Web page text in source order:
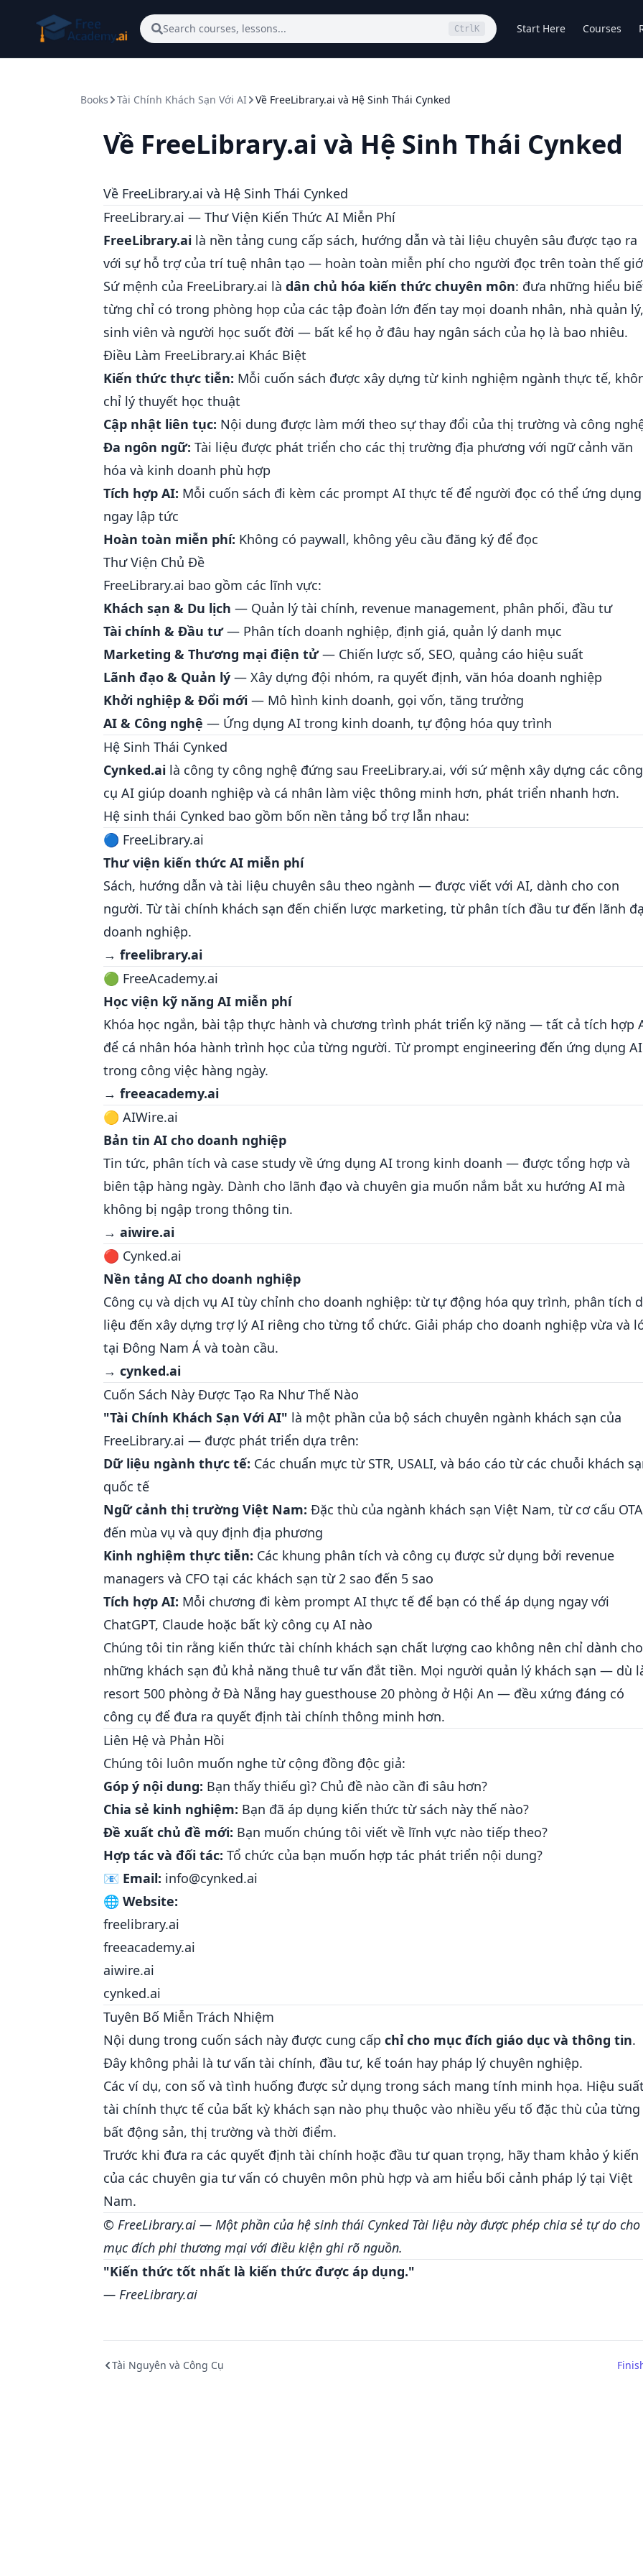
Search courses, lessons... Ctrl K Start Here Courses
Books Tài Chính Khách Sạn Với AI Về FreeLibrary.ai và Hệ Sinh Thái Cynked
Về FreeLibrary.ai và Hệ Sinh Thái Cynked
Về FreeLibrary.ai và Hệ Sinh Thái Cynked
FreeLibrary.ai — Thư Viện Kiến Thức AI Miễn Phí
FreeLibrary.ai là nền tảng cung cấp sách, hướng dẫn và tài liệu chuyên sâu được tạo ra
với sự hỗ trợ của trí tuệ nhân tạo — hoàn toàn miễn phí cho người đọc trên toàn thế
Sứ mệnh của FreeLibrary.ai là dân chủ hóa kiến thức chuyên môn: đưa những hiểu
từng chỉ có trong phòng họp của các tập đoàn lớn đến tay mọi doanh nhân, nhà quản lý,
sinh viên và người học suốt đời — bất kể họ ở đâu hay ngân sách của họ là bao nhiêu.
Điều Làm FreeLibrary.ai Khác Biệt
Kiến thức thực tiễn: Mỗi cuốn sách được xây dựng từ kinh nghiệm ngành thực tế,
chỉ lý thuyết học thuật
Cập nhật liên tục: Nội dung được làm mới theo sự thay đổi của thị trường và công
Đa ngôn ngữ: Tài liệu được phát triển cho các thị trường địa phương với ngữ cảnh văn
hóa và kinh doanh phù hợp
Tích hợp AI: Mỗi cuốn sách đi kèm các prompt AI thực tế để người đọc có thể ứng dụng
ngay lập tức
Hoàn toàn miễn phí: Không có paywall, không yêu cầu đăng ký để đọc
Thư Viện Chủ Đề
FreeLibrary.ai bao gồm các lĩnh vực:
Khách sạn & Du lịch — Quản lý tài chính, revenue management, phân phối, đầu tư
Tài chính & Đầu tư— Phân tích doanh nghiệp, định giá, quản lý danh mục
Marketing & Thương mại điện tử— Chiến lược số, SEO, quảng cáo hiệu suất
Lãnh đạo & Quản lý — Xây dựng đội nhóm, ra quyết định, văn hóa doanh nghiệp
Khởi nghiệp & Đổi mới — Mô hình kinh doanh, gọi vốn, tăng trưởng
AI & Công nghệ — Ứng dụng AI trong kinh doanh, tự động hóa quy trình
Hệ Sinh Thái Cynked
Cynked.ai là công ty công nghệ đứng sau FreeLibrary.ai, với sứ mệnh xây dựng các công
cụ AI giúp doanh nghiệp và cá nhân làm việc thông minh hơn, phát triển nhanh hơn.
Hệ sinh thái Cynked bao gồm bốn nền tảng bổ trợ lẫn nhau:
🔵 FreeLibrary.ai
Thư viện kiến thức AI miễn phí
Sách, hướng dẫn và tài liệu chuyên sâu theo ngành — được viết với AI, dành cho con
người. Từ tài chính khách sạn đến chiến lược marketing, từ phân tích đầu tư đến lãnh
doanh nghiệp.
→ freelibrary.ai
🟢 FreeAcademy.ai
Học viện kỹ năng AI miễn phí
Khóa học ngắn, bài tập thực hành và chương trình phát triển kỹ năng — tất cả tích hợp
để cá nhân hóa hành trình học của từng người. Từ prompt engineering đến ứng dụng AI
trong công việc hàng ngày.
→ freeacademy.ai
🟡 AIWire.ai
Bản tin AI cho doanh nghiệp
Tin tức, phân tích và case study về ứng dụng AI trong kinh doanh — được tổng hợp và
biên tập hàng ngày. Dành cho lãnh đạo và chuyên gia muốn nắm bắt xu hướng AI mà
không bị ngập trong thông tin.
→ aiwire.ai
🔴 Cynked.ai
Nền tảng AI cho doanh nghiệp
Công cụ và dịch vụ AI tùy chỉnh cho doanh nghiệp: từ tự động hóa quy trình, phân tích
liệu đến xây dựng trợ lý AI riêng cho từng tổ chức. Giải pháp cho doanh nghiệp vừa và
tại Đông Nam Á và toàn cầu.
→ cynked.ai
Cuốn Sách Này Được Tạo Ra Như Thế Nào
"Tài Chính Khách Sạn Với AI" là một phần của bộ sách chuyên ngành khách sạn của
FreeLibrary.ai — được phát triển dựa trên:
Dữ liệu ngành thực tế: Các chuẩn mực từ STR, USALI, và báo cáo từ các chuỗi khách
quốc tế
Ngữ cảnh thị trường Việt Nam: Đặc thù của ngành khách sạn Việt Nam, từ cơ cấu OTA
đến mùa vụ và quy định địa phương
Kinh nghiệm thực tiễn: Các khung phân tích và công cụ được sử dụng bởi revenue
managers và CFO tại các khách sạn từ 2 sao đến 5 sao
Tích hợp AI: Mỗi chương đi kèm prompt AI thực tế để bạn có thể áp dụng ngay với
ChatGPT, Claude hoặc bất kỳ công cụ AI nào
Chúng tôi tin rằng kiến thức tài chính khách sạn chất lượng cao không nên chỉ dành cho
những khách sạn đủ khả năng thuê tư vấn đắt tiền. Mọi người quản lý khách sạn — dù
resort 500 phòng ở Đà Nẵng hay guesthouse 20 phòng ở Hội An — đều xứng đáng có
công cụ để đưa ra quyết định tài chính thông minh hơn.
Liên Hệ và Phản Hồi
Chúng tôi luôn muốn nghe từ cộng đồng độc giả:
Góp ý nội dung: Bạn thấy thiếu gì? Chủ đề nào cần đi sâu hơn?
Chia sẻ kinh nghiệm: Bạn đã áp dụng kiến thức từ sách này thế nào?
Đề xuất chủ đề mới: Bạn muốn chúng tôi viết về lĩnh vực nào tiếp theo?
Hợp tác và đối tác: Tổ chức của bạn muốn hợp tác phát triển nội dung?
📧 Email: info@cynked.ai
🌐 Website:
freelibrary.ai
freeacademy.ai
aiwire.ai
cynked.ai
Tuyên Bố Miễn Trách Nhiệm
Nội dung trong cuốn sách này được cung cấp chỉ cho mục đích giáo dục và thông tin.
Đây không phải là tư vấn tài chính, đầu tư, kế toán hay pháp lý chuyên nghiệp.
Các ví dụ, con số và tình huống được sử dụng trong sách mang tính minh họa. Hiệu
tài chính thực tế của bất kỳ khách sạn nào phụ thuộc vào nhiều yếu tố đặc thù của từng
bất động sản, thị trường và thời điểm.
Trước khi đưa ra các quyết định tài chính hoặc đầu tư quan trọng, hãy tham khảo ý kiến
của các chuyên gia tư vấn có chuyên môn phù hợp và am hiểu bối cảnh pháp lý tại Việt
Nam.
© FreeLibrary.ai — Một phần của hệ sinh thái Cynked Tài liệu này được phép chia sẻ tự do cho
mục đích phi thương mại với điều kiện ghi rõ nguồn.
"Kiến thức tốt nhất là kiến thức được áp dụng."
— FreeLibrary.ai
Tài Nguyên và Công Cụ